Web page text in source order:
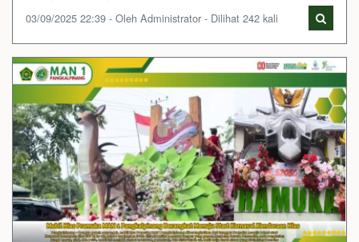
03/09/2025 22:39 - Oleh Administrator - Dilihat 242 kali